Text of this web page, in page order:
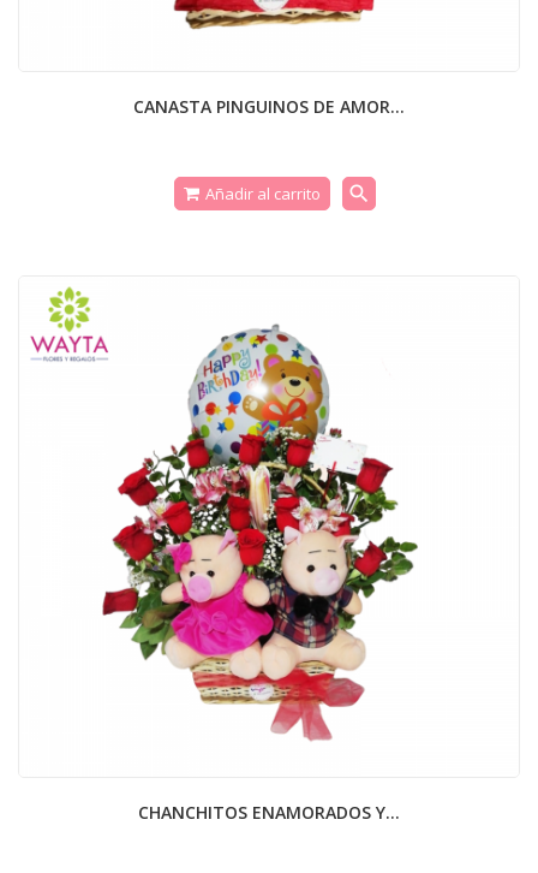
CANASTA PINGUINOS DE AMOR...
Añadir al carrito search
CHANCHITOS ENAMORADOS Y...